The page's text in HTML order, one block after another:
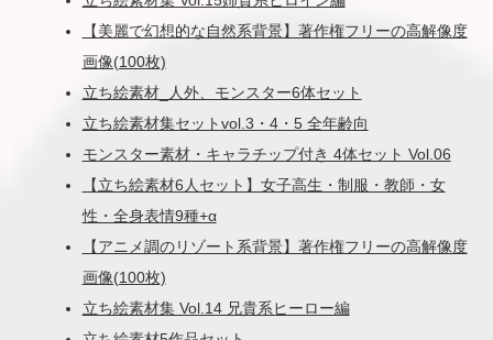
【美麗で幻想的な自然系背景】著作権フリーの高解像度
画像(100枚)
立ち絵素材_人外、モンスター6体セット
立ち絵素材集セットvol.3・4・5 全年齢向
モンスター素材・キャラチップ付き 4体セット Vol.06
【立ち絵素材6人セット】女子高生・制服・教師・女
性・全身表情9種+α
【アニメ調のリゾート系背景】著作権フリーの高解像度
画像(100枚)
立ち絵素材集 Vol.14 兄貴系ヒーロー編